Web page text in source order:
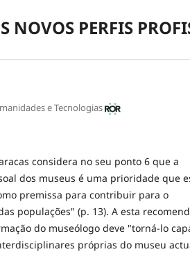
NOVOS PERFIS
e Tecnologias
considera no seu ponto 6 que a
dos museus é uma prioridade que
premissa para contribuir para o
populações" (p. 13). A esta
do museólogo deve "torná-lo
próprias do museu